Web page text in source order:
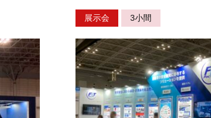
展示会 3小間